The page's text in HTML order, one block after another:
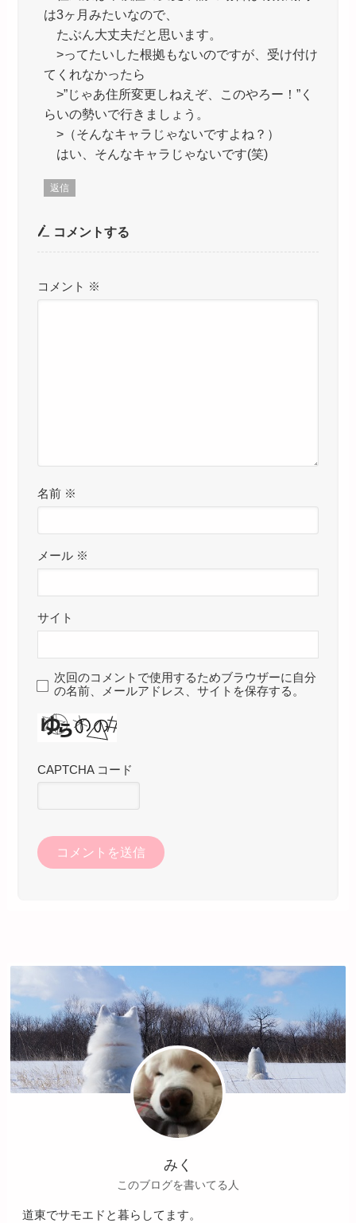
は3ヶ月みたいなので、
たぶん大丈夫だと思います。
>ってたいした根拠もないのですが、受け付け
てくれなかったら
>”じゃあ住所変更しねえぞ、このやろー！”く
らいの勢いで行きましょう。
>（そんなキャラじゃないですよね？）
はい、そんなキャラじゃないです(笑)
返信
コメントする
コメント ※
名前 ※
メール ※
サイト
次回のコメントで使用するためブラウザーに自分
の名前、メールアドレス、サイトを保存する。
CAPTCHA コード
みく
このブログを書いてる人
道東でサモエドと暮らしてます。